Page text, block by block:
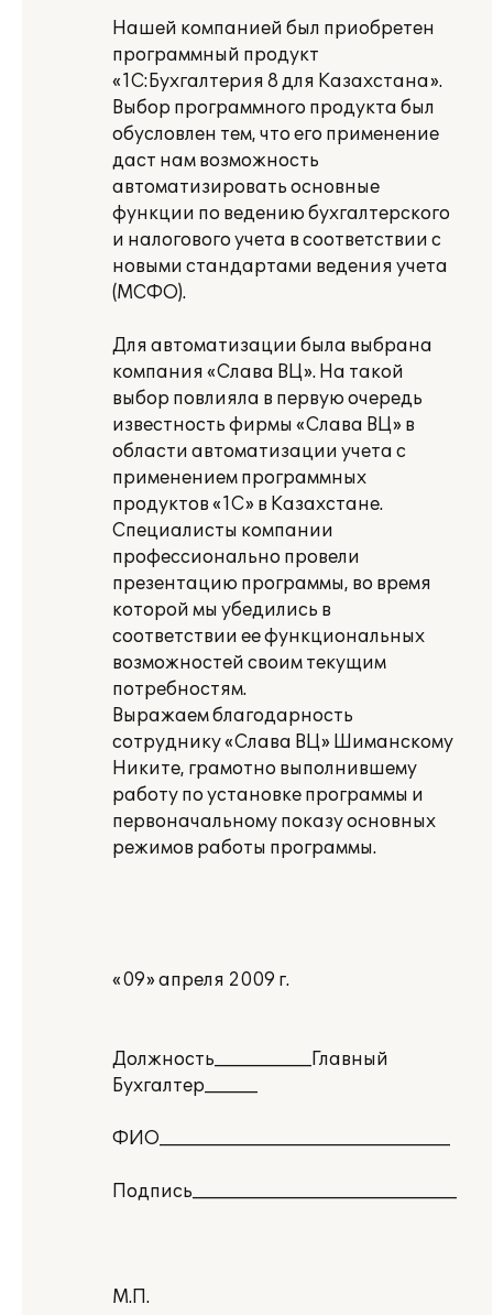
Нашей компанией был приобретен
программный продукт
«1С:Бухгалтерия 8 для Казахстана».
Выбор программного продукта был
обусловлен тем, что его применение
даст нам возможность
автоматизировать основные
функции по ведению бухгалтерского
и налогового учета в соответствии с
новыми стандартами ведения учета
(МСФО).
Для автоматизации была выбрана
компания «Слава ВЦ». На такой
выбор повлияла в первую очередь
известность фирмы «Слава ВЦ» в
области автоматизации учета с
применением программных
продуктов «1С» в Казахстане.
Специалисты компании
профессионально провели
презентацию программы, во время
которой мы убедились в
соответствии ее функциональных
возможностей своим текущим
потребностям.
Выражаем благодарность
сотруднику «Слава ВЦ» Шиманскому
Никите, грамотно выполнившему
работу по установке программы и
первоначальному показу основных
режимов работы программы.
«09» апреля 2009 г.
Должность___________Главный
Бухгалтер______
ФИО_________________________________
Подпись______________________________
М.П.